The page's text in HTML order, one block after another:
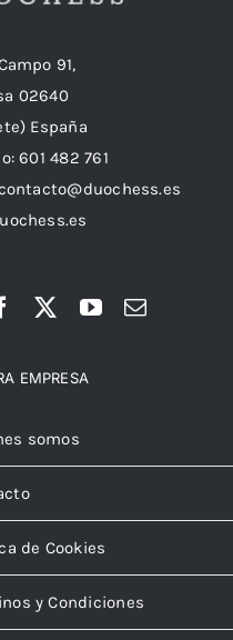
91,
02640
España
601 482 761
EMPRESA
somos
de Cookies
y Condiciones